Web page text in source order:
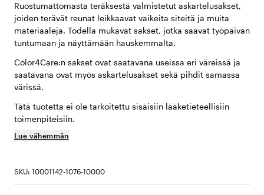
Ruostumattomasta teräksestä valmistetut askartelusakset,
joiden terävät reunat leikkaavat vaikeita siteitä ja muita
materiaaleja. Todella mukavat sakset, jotka saavat työpäivän
tuntumaan ja näyttämään hauskemmalta.
Color4Care:n sakset ovat saatavana useissa eri väreissä ja
saatavana ovat myös askartelusakset sekä pihdit samassa
värissä.
Tätä tuotetta ei ole tarkoitettu sisäisiin lääketieteellisiin
toimenpiteisiin.
Lue vähemmän
SKU: 10001142-1076-10000